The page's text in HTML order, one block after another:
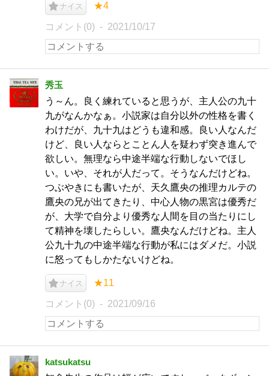
ナイス ★4
コメント(0) 2021/10/17
秀玉
う～ん。良く練れていると思うが、主人公の九十
九がなんかなぁ。小説家は自分以外の性格を書く
わけだが、九十九はどうも違和感。良い人なんだ
けど、良い人ならとことん人を疑わず突き進んで
欲しい。無理なら中途半端な行動しないでほし
い。いや、それが人だって。そうなんだけどね。
つぶやきにも書いたが、天久鷹央の推理カルテの
鷹央の兄が出てきたり、中心人物の黒宮は優秀だ
が、大学で自分より優秀な人間を目の当たりにし
て精神を壊したらしい。鷹央なんだけどね。主人
公九十九の中途半端な行動が私にはダメだ。小説
に怒ってもしかたないけどね。
ナイス ★11
コメント(0) 2021/09/16
katsukatsu